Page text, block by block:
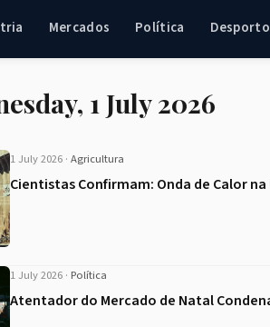
Mercados Política Desporto
1 July 2026
1 July 2026 · Agricultura
Cientistas Confirmam: Onda de Calor
1 July 2026 · Política
Atentador do Mercado de Natal